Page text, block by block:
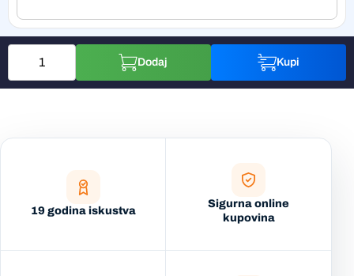
Dodaj Kupi
19 godina iskustva
Sigurna online
kupovina